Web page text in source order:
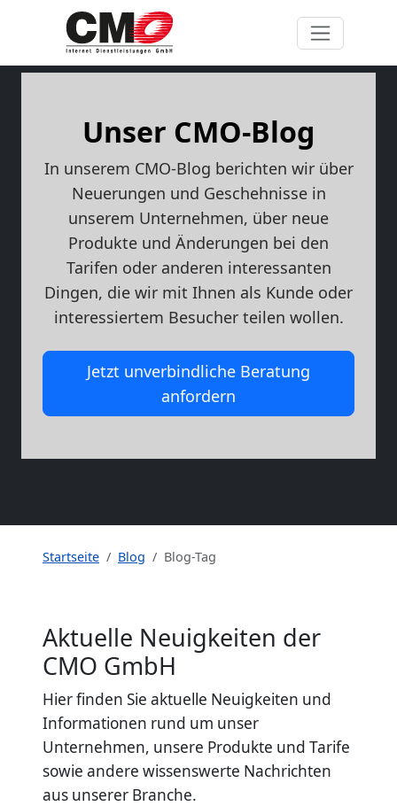
Unser CMO-Blog
In unserem CMO-Blog berichten wir über
Neuerungen und Geschehnisse in
unserem Unternehmen, über neue
Produkte und Änderungen bei den
Tarifen oder anderen interessanten
Dingen, die wir mit Ihnen als Kunde oder
interessiertem Besucher teilen wollen.
Jetzt unverbindliche Beratung
anfordern
Startseite Blog Blog-Tag
Aktuelle Neuigkeiten der
CMO GmbH
Hier finden Sie aktuelle Neuigkeiten und
Informationen rund um unser
Unternehmen, unsere Produkte und Tarife
sowie andere wissenswerte Nachrichten
aus unserer Branche.